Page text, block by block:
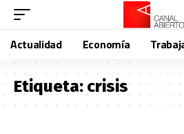
Actualidad Economía
Etiqueta:crisis